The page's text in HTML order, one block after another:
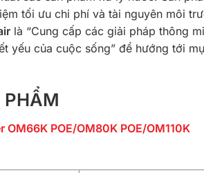
tối ưu chi phí và tài nguyên môi
là “Cung cấp các giải pháp thông
yếu của cuộc sống” để hướng tới
PHẨM
POE/OM80K POE/OM110K